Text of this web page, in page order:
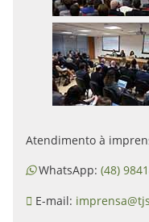
Atendimento à
WhatsApp: (48)
E-mail: